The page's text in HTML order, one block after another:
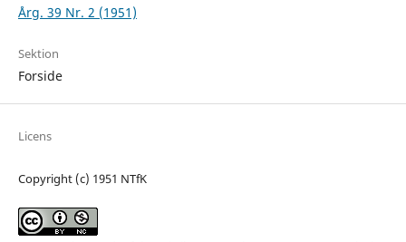
Årg. 39 Nr. 2 (1951)
Sektion
Forside
Licens
Copyright (c) 1951 NTfK